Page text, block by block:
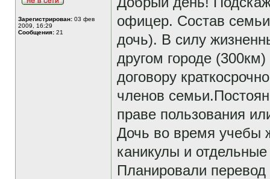
Зарегистрирован: 03 фев
2009, 16:29
Сообщения: 21
офицер. Состав
дочь). В силу
другом городе
договору
членов
праве пользования
Дочь во время учебы
каникулы и
Планировали